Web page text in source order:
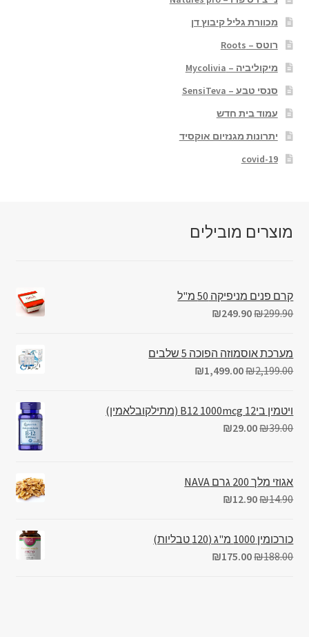
מכוורת גליל קיבוץ דן
רוטס – Roots
מיקוליביה – Mycolivia
סנסי טבע – SensiTeva
עמוד בית חדש
יתרונות מגנזיום אוקסיד
covid-19
מוצרים מובילים
קרם פנים מניפיקה 50 מ"ל
₪299.90
₪249.90
מערכת אוסמוזה הפוכה 5 שלבים
₪2,199.00
₪1,499.00
ויטמין בי12 B12 1000mcg (מתילקובלאמין)
₪39.00
₪29.00
אגוזי מלך 200 גרם NAVA
₪14.90
₪12.90
כורכומין 1000 מ"ג (120 טבליות)
₪188.00
₪175.00